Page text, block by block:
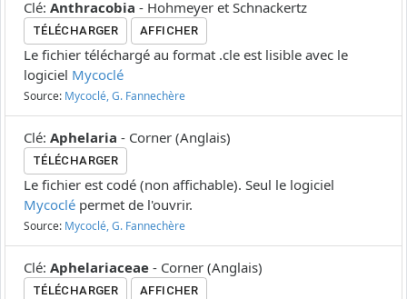
Clé: Anthracobia - Hohmeyer et Schnackertz
TÉLÉCHARGER AFFICHER
Le fichier téléchargé au format .cle est lisible avec le
logiciel Mycoclé
Source: Mycoclé, G. Fannechère
Clé: Aphelaria - Corner (Anglais)
TÉLÉCHARGER
Le fichier est codé (non affichable). Seul le logiciel
Mycoclé permet de l'ouvrir.
Source: Mycoclé, G. Fannechère
Clé: Aphelariaceae - Corner (Anglais)
TÉLÉCHARGER AFFICHER